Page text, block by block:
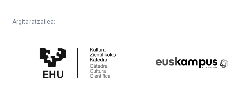
Argitaratzailea:
Zientifikoko
Katedra